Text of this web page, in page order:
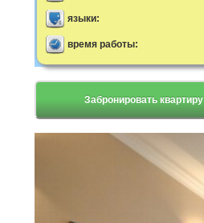
языки:
время работы:
Забронировать квартиру